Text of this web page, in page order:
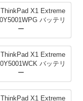
X1 Extreme
バッテリ
ー
X1 Extreme
バッテリ
ー
X1 Extreme